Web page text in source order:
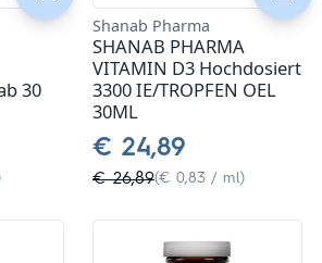
Stressbewältigung
30
Shanab Pharma
SHANAB PHARMA
VITAMIN D3 Hochdosiert
3300 IE/TROPFEN OEL
30ML
€ 24,89
€ 26,89(€ 0,83 / ml)